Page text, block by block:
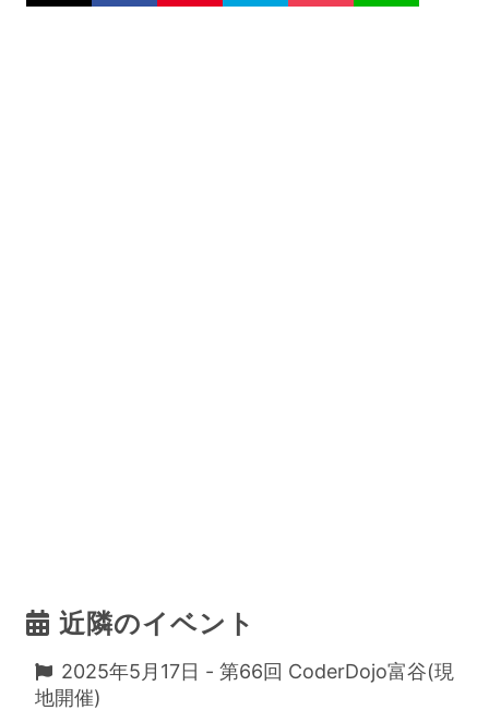
近隣のイベント
2025年5月17日 - 第66回 CoderDojo富谷(現
地開催)